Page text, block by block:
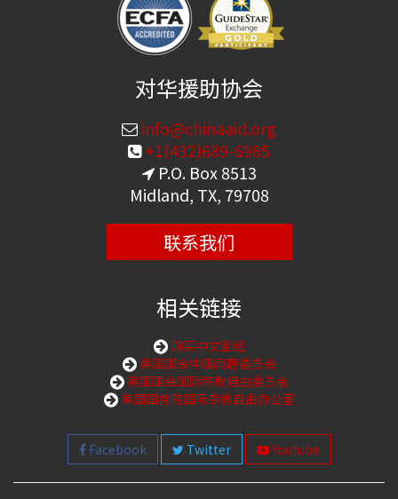
对华援助协会
info@chinaaid.org
+1(432)689-6985
P.O. Box 8513
Midland, TX, 79708
联系我们
相关链接
购买中文圣经
美国国会中国问题委员会
美国国会国际宗教自由委员会
美国国务院国际宗教自由办公室
Facebook Twitter Youtube